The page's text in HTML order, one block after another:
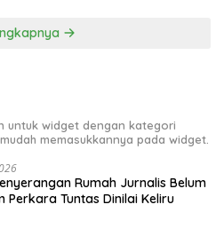
untuk widget dengan kategori
memasukkannya pada widget.
Rumah Jurnalis Belum
Perkara Tuntas Dinilai Keliru